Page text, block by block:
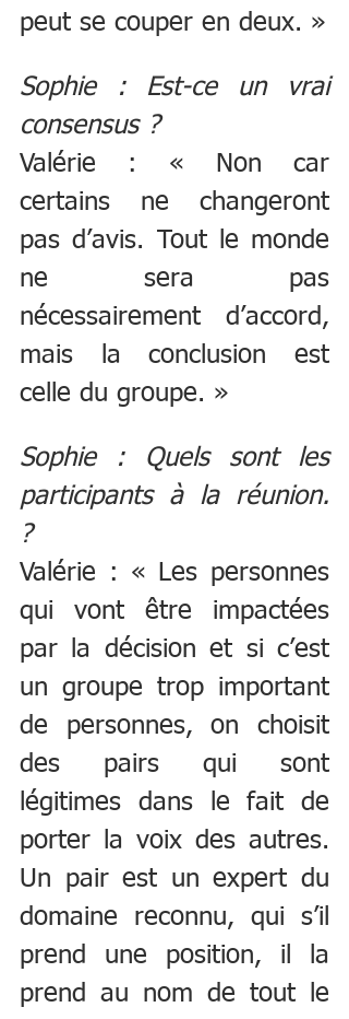
peut se couper en deux. »
Sophie : Est-ce un vrai
consensus ?
Valérie : « Non car
certains ne changeront
pas d’avis. Tout le monde
ne sera pas
nécessairement d’accord,
mais la conclusion est
celle du groupe. »
Sophie : Quels sont les
participants à la réunion.
?
Valérie : « Les personnes
qui vont être impactées
par la décision et si c’est
un groupe trop important
de personnes, on choisit
des pairs qui sont
légitimes dans le fait de
porter la voix des autres.
Un pair est un expert du
domaine reconnu, qui s’il
prend une position, il la
prend au nom de tout le